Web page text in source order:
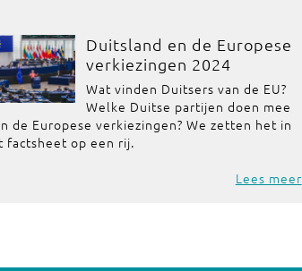
Duitsland en de Europese
verkiezingen 2024
Wat vinden Duitsers van de EU?
Welke Duitse partijen doen mee
de Europese verkiezingen? We zetten het in
factsheet op een rij.
Lees meer